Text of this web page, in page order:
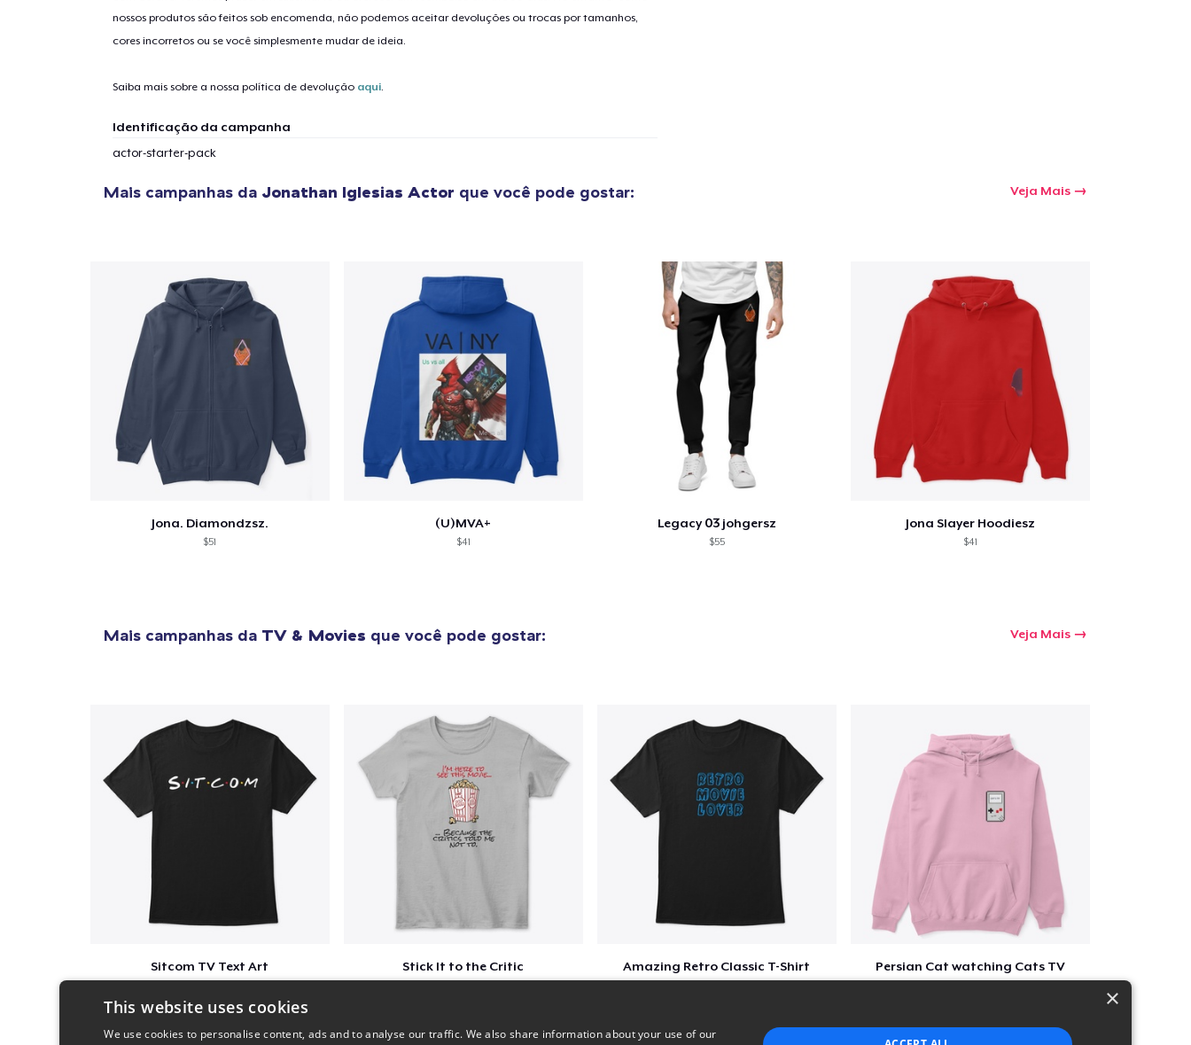
nossos produtos são feitos sob encomenda, não podemos aceitar devoluções ou trocas por tamanhos,
cores incorretos ou se você simplesmente mudar de ideia.
Saiba mais sobre a nossa política de devolução aqui.
Identificação da campanha
actor-starter-pack
Mais campanhas da Jonathan Iglesias Actor que você pode gostar: Veja Mais
Jona. Diamondzsz.
$51
(U)MVA+
$41
Legacy 03 johgersz
$55
Jona Slayer Hoodiesz
$41
Mais campanhas da TV & Movies que você pode gostar: Veja Mais
Sitcom TV Text Art Stick It to the Critic Amazing Retro Classic T-Shirt Persian Cat watching Cats TV
Seguir para a Finalização da
Mug
US$ 12,00
Premium Long Sleeve Tee
US$ 24,00
×
This website uses cookies
We use cookies to personalise content, ads and to analyse our traffic. We also share information about your use of our